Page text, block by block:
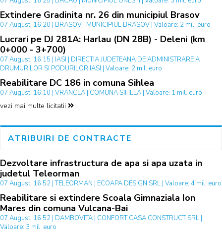
Extindere Gradinita nr. 26 din municipiul Brasov
07 August, 16:20 | BRASOV | MUNICIPIUL BRASOV | Valoare: 2 mil. euro
Lucrari pe DJ 281A: Harlau (DN 28B) - Deleni (km
0+000 - 3+700)
07 August, 16:15 | IASI | DIRECTIA JUDETEANA DE ADMINISTRARE A
DRUMURILOR SI PODURILOR IASI | Valoare: 2 mil. euro
Reabilitare DC 186 in comuna Sihlea
07 August, 16:10 | VRANCEA | COMUNA SIHLEA | Valoare: 1 mil. euro
vezi mai multe licitatii
ATRIBUIRI DE CONTRACTE
Dezvoltare infrastructura de apa si apa uzata in
judetul Teleorman
07 August, 16:52 | TELEORMAN | ECOAPA DESIGN SRL | Valoare: 4 mil. euro
Reabilitare si extindere Scoala Gimnaziala Ion
Mares din comuna Vulcana-Bai
07 August, 16:52 | DAMBOVITA | CONFORT CASA CONSTRUCT SRL |
Valoare: 3 mil. euro